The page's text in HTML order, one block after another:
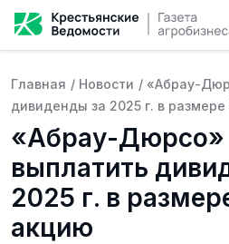
Главная / Новости / «Абрау-
дивиденды за 2025 г. в
«Абрау-
выплатить
2025 г. в
акцию